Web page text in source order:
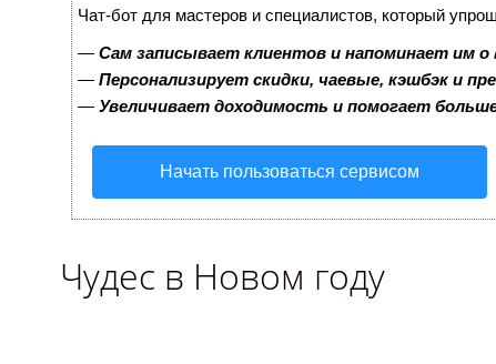
Чат-бот для мастеров и специалистов, который
— Сам записывает клиентов и напоминает им о
— Персонализирует скидки, чаевые, кэшбэк и
— Увеличивает доходимость и помогает
Начать пользоваться сервисом
Чудес в Новом году